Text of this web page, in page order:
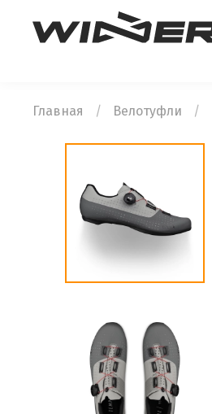
Главная Велотуфли